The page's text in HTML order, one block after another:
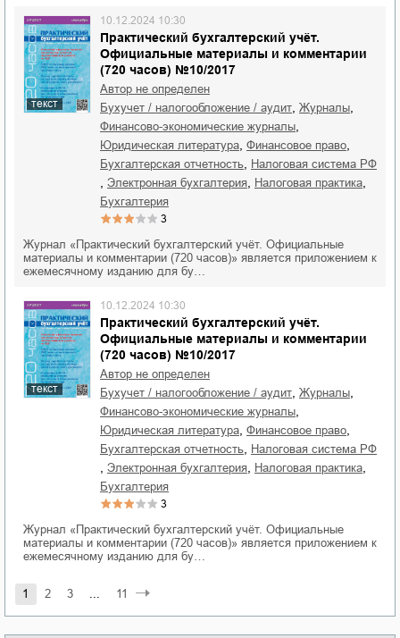
текст
Практический бухгалтерский учёт.
Официальные материалы и комментарии
(720 часов) №10/2017
10.12.2024 10:30
Автор не определен
бухучет / налогообложение / аудит
журналы
финансово-экономические журналы
юридическая литература финансовое право
бухгалтерская отчетность налоговая система РФ
электронная бухгалтерия налоговая практика
бухгалтерия
3
Журнал «Практический бухгалтерский учёт. Официальные
материалы и комментарии (720 часов)» является приложением к
ежемесячному изданию для бу…
текст
Практический бухгалтерский учёт.
Официальные материалы и комментарии
(720 часов) №10/2017
10.12.2024 10:30
Автор не определен
бухучет / налогообложение / аудит
журналы
финансово-экономические журналы
юридическая литература финансовое право
бухгалтерская отчетность налоговая система РФ
электронная бухгалтерия налоговая практика
бухгалтерия
3
Журнал «Практический бухгалтерский учёт. Официальные
материалы и комментарии (720 часов)» является приложением к
ежемесячному изданию для бу…
1 2 3 ... 11